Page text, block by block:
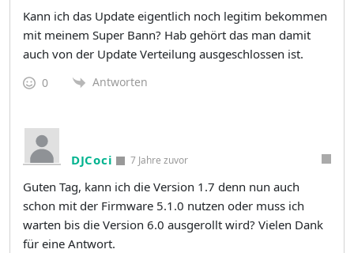
Kann ich das Update eigentlich noch legitim bekommen
mit meinem Super Bann? Hab gehört das man damit
auch von der Update Verteilung ausgeschlossen ist.
0 Antworten
DJCoci 7 Jahre zuvor
Guten Tag, kann ich die Version 1.7 denn nun auch
schon mit der Firmware 5.1.0 nutzen oder muss ich
warten bis die Version 6.0 ausgerollt wird? Vielen Dank
für eine Antwort.